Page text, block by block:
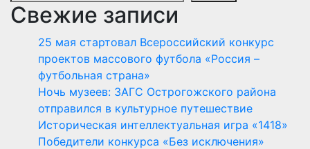
Свежие записи
25 мая стартовал Всероссийский конкурс
проектов массового футбола «Россия –
футбольная страна»
Ночь музеев: ЗАГС Острогожского района
отправился в культурное путешествие
Историческая интеллектуальная игра «1418»
Победители конкурса «Без исключения»